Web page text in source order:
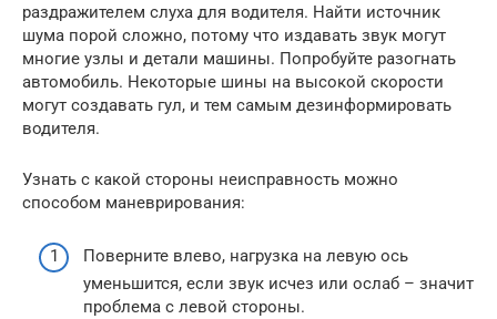
раздражителем слуха для водителя. Найти источник
шума порой сложно, потому что издавать звук могут
многие узлы и детали машины. Попробуйте разогнать
автомобиль. Некоторые шины на высокой скорости
могут создавать гул, и тем самым дезинформировать
водителя.
Узнать с какой стороны неисправность можно
способом маневрирования:
Поверните влево, нагрузка на левую ось
уменьшится, если звук исчез или ослаб – значит
проблема с левой стороны.